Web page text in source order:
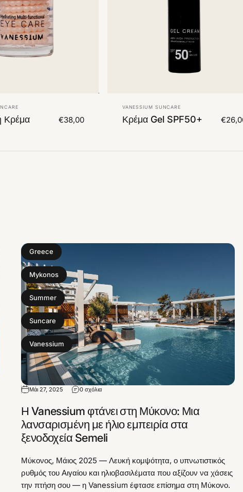
Κρέμα
€38,00
Πωλητής:
VANESSIUM SUNCARE
Κρέμα Gel SPF50+
Greece
Mykonos
Summer
Suncare
Vanessium
Μάι 27, 2025 0 σχόλια
Η Vanessium φτάνει στη Μύκονο: Μια
λανσαρισμένη με ήλιο εμπειρία στα
ξενοδοχεία Semeli
Μύκονος, Μάιος 2025 — Λευκή κομψότητα, ο υπνωτιστικός
ρυθμός του Αιγαίου και ηλιοβασιλέματα που αξίζουν να χάσεις
την πτήση σου — η Vanessium έφτασε επίσημα στη Μύκονο.